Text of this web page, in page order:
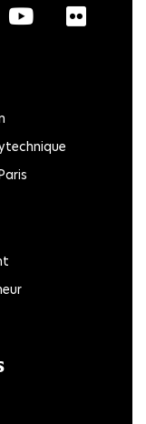
Youtube